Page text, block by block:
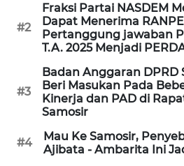
#2
Fraksi Partai NASDEM
Dapat Menerima
Pertanggung jawaban
T.A. 2025 Menjadi
#3
Badan Anggaran DPRD
Beri Masukan Pada
Kinerja dan PAD di
Samosir
#4
Mau Ke Samosir,
Ajibata - Ambarita Ini